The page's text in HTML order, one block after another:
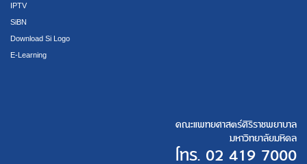
IPTV
SiBN
Download Si Logo
E-Learning
คณะแพทยศาสตร์ศิริราชพยาบาล
มหาวิทยาลัยมหิดล
โทร. 02 419 7000